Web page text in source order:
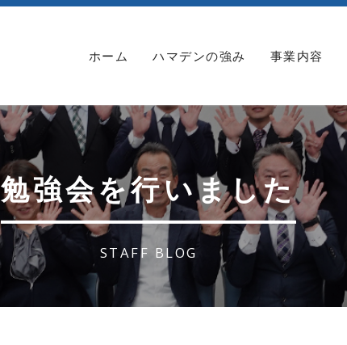
ホーム ハマデンの強み 事業内容
勉強会を行いました
STAFF BLOG